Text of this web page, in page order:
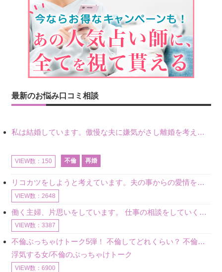
最新のお悩み口コミ相談
私は結婚しています。傲慢な夫に嫌気がさし離婚を考えていたときに、彼と出会いました。彼には恋人がいましたが、話をするうちに、夫とのことを相談するようにな
VIEW数：150 不倫 再婚
リコカツをしようと考えています。夫の事からの愛情を全く感じません。子供がいるので、子供が成長するまではと我慢しています。 まず、お金が必要だと考え、仕事の量も増やしました。ところが、夫は働かず、結局は
VIEW数：2648
働く主婦、片思いをしています。 仕事の相談をしていくうちに、彼のことを好きになりました。私には夫も子供もいます。不倫をしているわけでもなく、もちろん、この気持ちは誰にも話していません。 ラインをする関
VIEW数：3387
不倫ぶっちゃけトーク5弾！ 不倫してどれくらい？ 不倫のあれこれを、なんでもどうぞ♪♪
浮気する女/不倫のぶっちゃけトーク
VIEW数：6900